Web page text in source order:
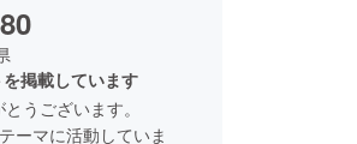
掲載しています
うございます。
ーマに活動していま